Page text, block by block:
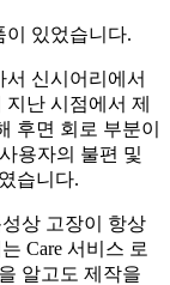
이 있었습니다.
신시어리에서
난 시점에서 제
후면 회로 부분이
용자의 불편 및
습니다.
상 고장이 항상
Care 서비스 로
알고도 제작을